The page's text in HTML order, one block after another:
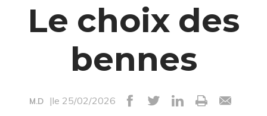
Le choix des
bennes
M.D |le 25/02/2026